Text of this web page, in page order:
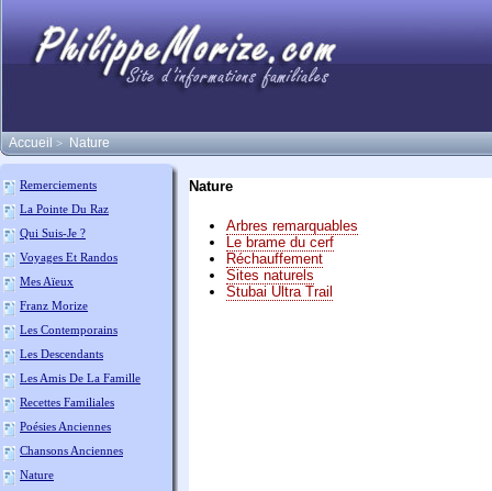
Accueil > Nature
Remerciements
La Pointe Du Raz
Qui Suis-Je ?
Voyages Et Randos
Mes Aïeux
Franz Morize
Les Contemporains
Les Descendants
Les Amis De La Famille
Recettes Familiales
Poésies Anciennes
Chansons Anciennes
Nature
Nature
Arbres remarquables
Le brame du cerf
Réchauffement
Sites naturels
Stubai Ultra Trail